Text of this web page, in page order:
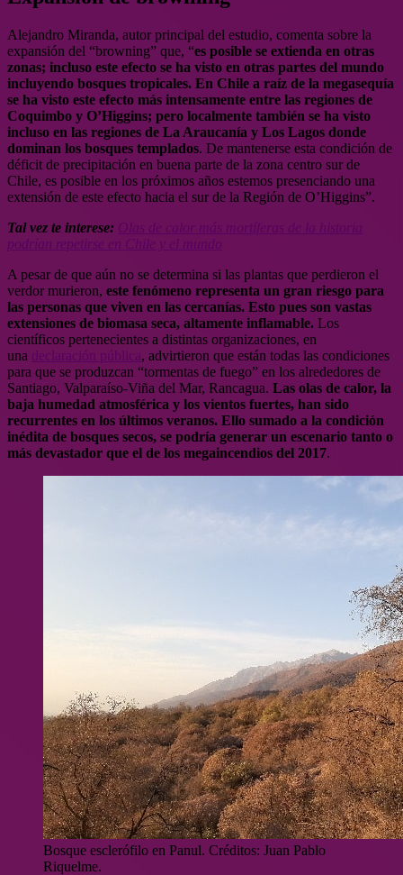
Alejandro Miranda, autor principal del estudio, comenta sobre la
expansión del “browning” que, “es posible se extienda en otras
zonas; incluso este efecto se ha visto en otras partes del mundo
incluyendo bosques tropicales. En Chile a raíz de la megasequía
se ha visto este efecto más intensamente entre las regiones de
Coquimbo y O’Higgins; pero localmente también se ha visto
incluso en las regiones de La Araucanía y Los Lagos donde
dominan los bosques templados. De mantenerse esta condición de
déficit de precipitación en buena parte de la zona centro sur de
Chile, es posible en los próximos años estemos presenciando una
extensión de este efecto hacia el sur de la Región de O’Higgins”.
Tal vez te interese:
A pesar de que aún no se determina si las plantas que perdieron el
verdor murieron, este fenómeno representa un gran riesgo para
las personas que viven en las cercanías. Esto pues son vastas
extensiones de biomasa seca, altamente inflamable. Los
científicos pertenecientes a distintas organizaciones, en
una
, advirtieron que están todas las condiciones
para que se produzcan “tormentas de fuego” en los alrededores de
Santiago, Valparaíso-Viña del Mar, Rancagua. Las olas de calor, la
baja humedad atmosférica y los vientos fuertes, han sido
recurrentes en los últimos veranos. Ello sumado a la condición
inédita de bosques secos, se podría generar un escenario tanto o
más devastador que el de los megaincendios del 2017.
Bosque esclerófilo en Panul. Créditos: Juan Pablo
Riquelme.